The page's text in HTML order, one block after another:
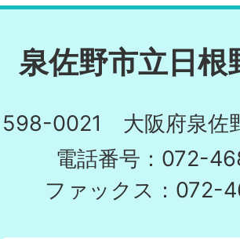
泉佐野市立日根
0021 大阪府泉佐
電話番号：072-
ファックス：072-